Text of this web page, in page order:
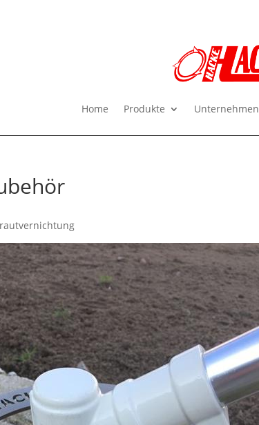
Home Produkte Unternehmen